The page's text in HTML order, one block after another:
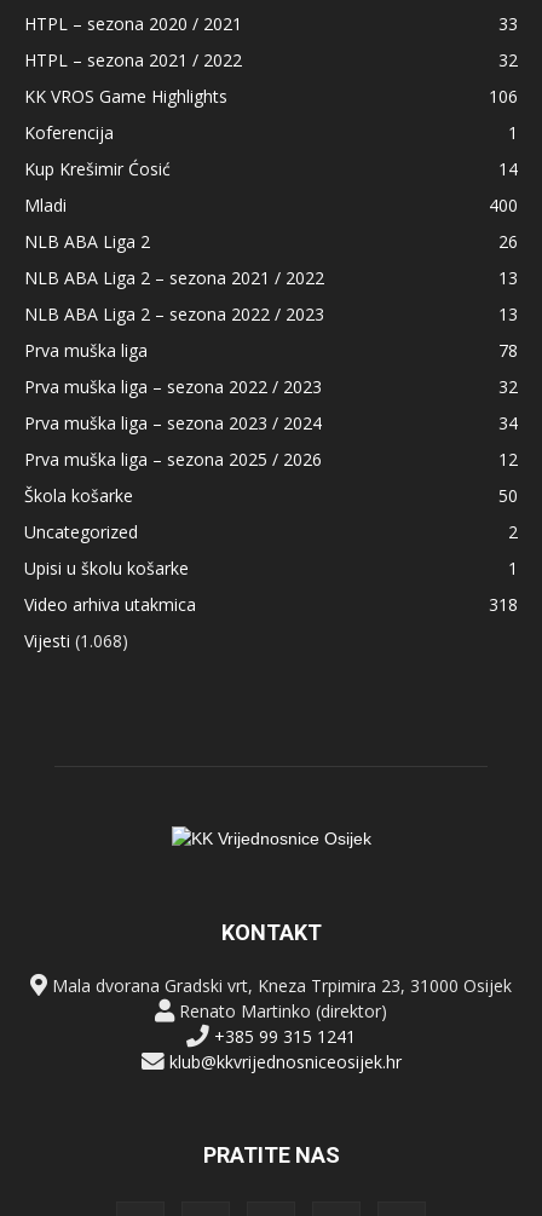
HTPL – sezona 2020 / 2021
33
HTPL – sezona 2021 / 2022
32
KK VROS Game Highlights
106
Koferencija
1
Kup Krešimir Ćosić
14
Mladi
400
NLB ABA Liga 2
26
NLB ABA Liga 2 – sezona 2021 / 2022
13
NLB ABA Liga 2 – sezona 2022 / 2023
13
Prva muška liga
78
Prva muška liga – sezona 2022 / 2023
32
Prva muška liga – sezona 2023 / 2024
34
Prva muška liga – sezona 2025 / 2026
12
Škola košarke
50
Uncategorized
2
Upisi u školu košarke
1
Video arhiva utakmica
318
Vijesti (1.068)
KONTAKT
Mala dvorana Gradski vrt, Kneza Trpimira 23, 31000 Osijek
Renato Martinko (direktor)
+385 99 315 1241
klub@kkvrijednosniceosijek.hr
PRATITE NAS